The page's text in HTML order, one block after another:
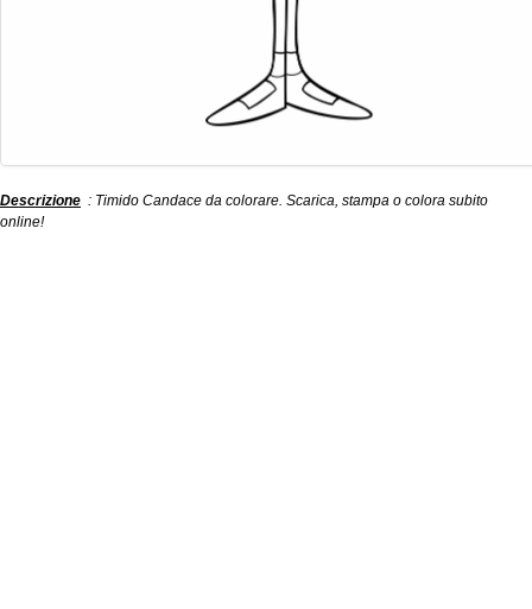
Descrizione : Timido Candace da colorare. Scarica, stampa o colora subito
online!